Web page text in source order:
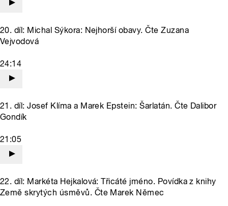
20. díl: Michal Sýkora: Nejhorší obavy. Čte Zuzana
Vejvodová
24:14
21. díl: Josef Klíma a Marek Epstein: Šarlatán. Čte Dalibor
Gondík
21:05
22. díl: Markéta Hejkalová: Třicáté jméno. Povídka z knihy
Země skrytých úsměvů. Čte Marek Němec